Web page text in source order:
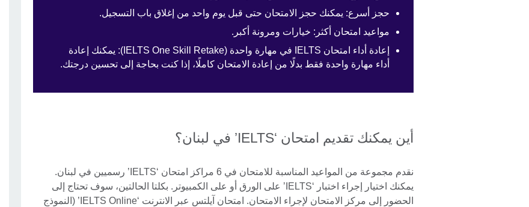
حجز أسرع: يمكنك حجز الامتحان حتى قبل يوم واحد من إغلاق باب التسجيل.
مواعيد امتحان أكثر: خيارات ومرونة أكبر.
إعادة أداء امتحان IELTS في مهارة واحدة (IELTS One Skill Retake): يمكنك إعادة
أداء مهارة واحدة فقط بدلًا من إعادة الامتحان كاملًا، إذا كنت بحاجة إلى تحسين درجتك.
أين يمكنك تقديم امتحان ‘IELTS’ في لبنان؟
نقدم مجموعة من المواعيد المناسبة للامتحان في 6 مراكز امتحان ‘IELTS’ رسميين في لبنان.
يمكنك اختيار إجراء اختبار ‘IELTS’ على الورق أو على الكمبيوتر. بكلتا الحالتين، سوف تحتاج إلى
الحضور إلى مركز الامتحان لإجراء الامتحان. امتحان آيلتس عبر الانترنت ‘IELTS Online’ (النموذج